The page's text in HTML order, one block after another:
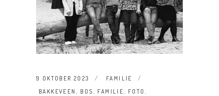
9 OKTOBER 2023
FAMILIE
BAKKEVEEN , BOS , FAMILIE, FOTO ,